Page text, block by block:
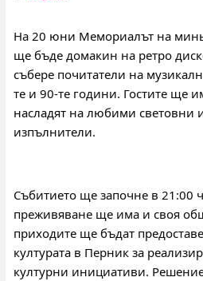
На 20 юни Мемориалът на
ще бъде домакин на ретро
събере почитатели на
те и 90-те години. Гостите ще
насладят на любими световни
изпълнители.
Събитието ще започне в 21:00
преживяване ще има и своя
приходите ще бъдат
културата в Перник за
културни инициативи.